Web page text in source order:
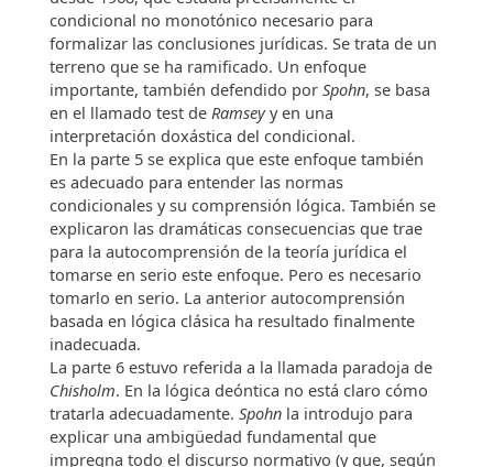
condicional no monotónico necesario para
formalizar las conclusiones jurídicas. Se trata de un
terreno que se ha ramificado. Un enfoque
importante, también defendido por Spohn, se basa
en el llamado test de Ramseyy en una
interpretación doxástica del condicional.
En la parte 5 se explica que este enfoque también
es adecuado para entender las normas
condicionales y su comprensión lógica. También se
explicaron las dramáticas consecuencias que trae
para la autocomprensión de la teoría jurídica el
tomarse en serio este enfoque. Pero es necesario
tomarlo en serio. La anterior autocomprensión
basada en lógica clásica ha resultado finalmente
inadecuada.
La parte 6 estuvo referida a la llamada paradoja de
Chisholm. En la lógica deóntica no está claro cómo
tratarla adecuadamente. Spohnla introdujo para
explicar una ambigüedad fundamental que
impregna todo el discurso normativo (y que, según